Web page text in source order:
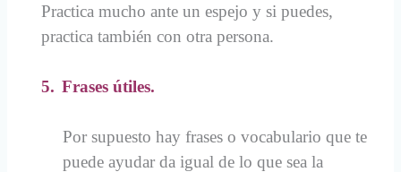
Practica mucho ante un espejo y si puedes,
practica también con otra persona.
5. Frases útiles.
Por supuesto hay frases o vocabulario que te
puede ayudar da igual de lo que sea la